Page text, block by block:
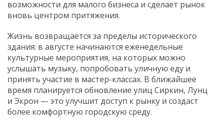
возможности для малого бизнеса и сделает рынок
вновь центром притяжения.
Жизнь возвращается за пределы исторического
здания: в августе начинаются еженедельные
культурные мероприятия, на которых можно
услышать музыку, попробовать уличную еду и
принять участие в мастер-классах. В ближайшее
время планируется обновление улиц Сиркин, Лунц
и Экрон — это улучшит доступ к рынку и создаст
более комфортную городскую среду.